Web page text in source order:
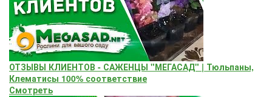
ОТЗЫВЫ КЛИЕНТОВ - САЖЕНЦЫ "МЕГАСАД" | Тюльпаны,
Клематисы 100% соответствие
Смотреть